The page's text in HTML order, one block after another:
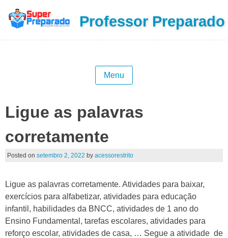
Professor Preparado
Menu
Ligue as palavras
corretamente
Posted on setembro 2, 2022 by acessorestrito
Ligue as palavras corretamente. Atividades para baixar,
exercícios para alfabetizar, atividades para educação
infantil, habilidades da BNCC, atividades de 1 ano do
Ensino Fundamental, tarefas escolares, atividades para
reforço escolar, atividades de casa, … Segue a atividade de